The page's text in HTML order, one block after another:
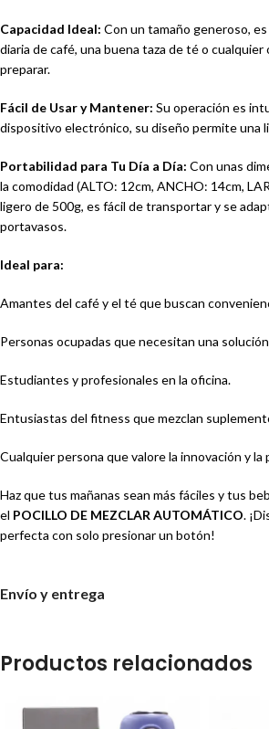
Capacidad Ideal: Con un tamaño generoso,
diaria de café, una buena taza de té o
preparar.
Fácil de Usar y Mantener: Su operación es
dispositivo electrónico, su diseño permite una
Portabilidad para Tu Día a Día: Con unas
la comodidad (ALTO: 12cm, ANCHO: 14cm,
ligero de 500g, es fácil de transportar y se
portavasos.
Ideal para:
Amantes del café y el té que buscan
Personas ocupadas que necesitan una
Estudiantes y profesionales en la oficina.
Entusiastas del fitness que mezclan
Cualquier persona que valore la innovación y la
Haz que tus mañanas sean más fáciles y tus
el POCILLO DE MEZCLAR AUTOMÁTICO.
perfecta con solo presionar un botón!
Envío y entrega
Productos relacionados